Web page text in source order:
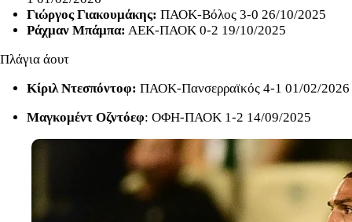
Γιώργος Γιακουμάκης: ΠΑΟΚ-Βόλος 3-0 26/10/2025
Ράχμαν Μπάμπα: ΑΕΚ-ΠΑΟΚ 0-2 19/10/2025
Πλάγια άουτ
Κίριλ Ντεσπόντοφ: ΠΑΟΚ-Πανσερραϊκός 4-1 01/02/2026
Μαγκομέντ Οζντόεφ: ΟΦΗ-ΠΑΟΚ 1-2 14/09/2025